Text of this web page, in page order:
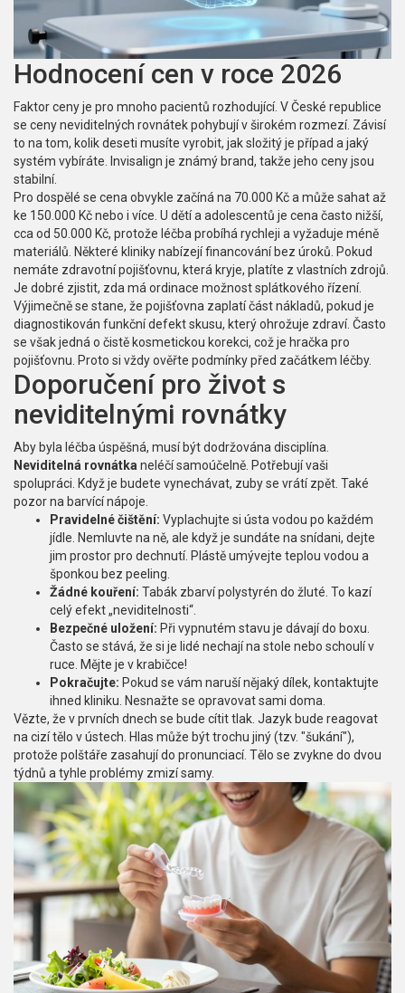
Hodnocení cen v roce 2026
Faktor ceny je pro mnoho pacientů rozhodující. V České republice
se ceny neviditelných rovnátek pohybují v širokém rozmezí. Závisí
to na tom, kolik deseti musíte vyrobit, jak složitý je případ a jaký
systém vybíráte. Invisalign je známý brand, takže jeho ceny jsou
stabilní.
Pro dospělé se cena obvykle začíná na 70.000 Kč a může sahat až
ke 150.000 Kč nebo i více. U dětí a adolescentů je cena často nižší,
cca od 50.000 Kč, protože léčba probíhá rychleji a vyžaduje méně
materiálů. Některé kliniky nabízejí financování bez úroků. Pokud
nemáte zdravotní pojišťovnu, která kryje, platíte z vlastních zdrojů.
Je dobré zjistit, zda má ordinace možnost splátkového řízení.
Výjimečně se stane, že pojišťovna zaplatí část nákladů, pokud je
diagnostikován funkční defekt skusu, který ohrožuje zdraví. Často
se však jedná o čistě kosmetickou korekci, což je hračka pro
pojišťovnu. Proto si vždy ověřte podmínky před začátkem léčby.
Doporučení pro život s
neviditelnými rovnátky
Aby byla léčba úspěšná, musí být dodržována disciplína.
Neviditelná rovnátkaneléčí samoúčelně. Potřebují vaši
spolupráci. Když je budete vynechávat, zuby se vrátí zpět. Také
pozor na barvící nápoje.
Pravidelné čištění: Vyplachujte si ústa vodou po každém
jídle. Nemluvte na ně, ale když je sundáte na snídani, dejte
jim prostor pro dechnutí. Plástě umývejte teplou vodou a
šponkou bez peeling.
Žádné kouření: Tabák zbarví polystyrén do žluté. To kazí
celý efekt „neviditelnosti“.
Bezpečné uložení: Při vypnutém stavu je dávají do boxu.
Často se stává, že si je lidé nechají na stole nebo schoulí v
ruce. Mějte je v krabičce!
Pokračujte: Pokud se vám naruší nějaký dílek, kontaktujte
ihned kliniku. Nesnažte se opravovat sami doma.
Vězte, že v prvních dnech se bude cítit tlak. Jazyk bude reagovat
na cizí tělo v ústech. Hlas může být trochu jiný (tzv. "šukání"),
protože polštáře zasahují do pronunciací. Tělo se zvykne do dvou
týdnů a tyhle problémy zmizí samy.